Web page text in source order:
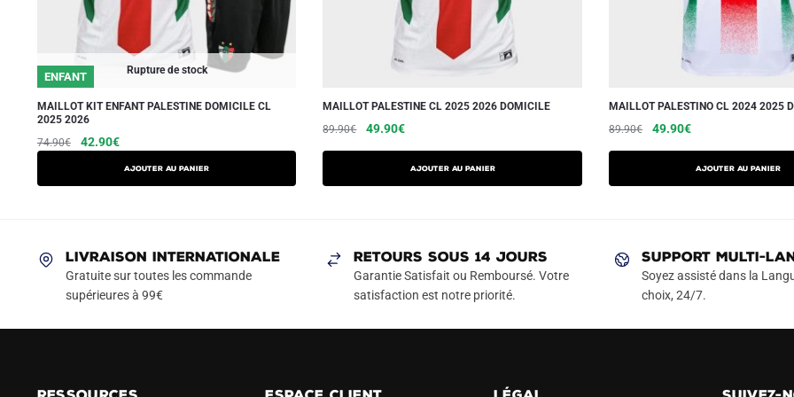
Rupture de stock
ENFANT
MAILLOT KIT ENFANT PALESTINE DOMICILE CL
2025 2026
74.90€
Le
42.90€Le
AJOUTER AU PANIER
Ce
produit
a
Les
options
peuvent
MAILLOT PALESTINE CL 2025 2026 DOMICILE
89.90€
Le
était :
49.90€Le
actuel
est :
AJOUTER AU PANIER
Ce
produit
a
options
peuvent
être
choisies
MAILLOT PALESTINO CL 2024 2025
89.90€
Le
était :
49.90€Le
actuel
est :
AJOUTER AU PANIER
Ce
produit
a
options
peuvent
être
choisies
LIVRAISON INTERNATIONALE
Gratuite sur toutes les commande
supérieures à 99€
RETOURS SOUS 14 JOURS
Garantie Satisfait ou Remboursé. Votre
satisfaction est notre priorité.
SUPPORT MULTI-
Soyez assisté dans la
choix, 24/7.